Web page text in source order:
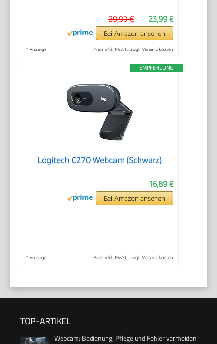
23,99 €
29,99 €
Bei Amazon ansehen
* Anzeige Preis inkl. MwSt., zzgl. Versandkosten
EMPFEHLUNG
Logitech C270 Webcam (Schwarz)
16,89 €
Bei Amazon ansehen
* Anzeige Preis inkl. MwSt., zzgl. Versandkosten
TOP-ARTIKEL
Webcam: Bedienung, Pflege und Fehler vermeiden